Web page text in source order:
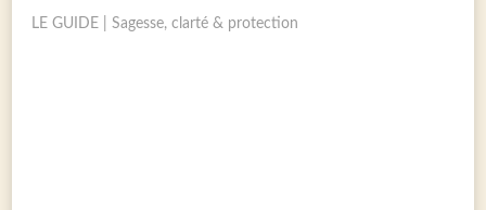
LE GUIDE | Sagesse, clarté & protection